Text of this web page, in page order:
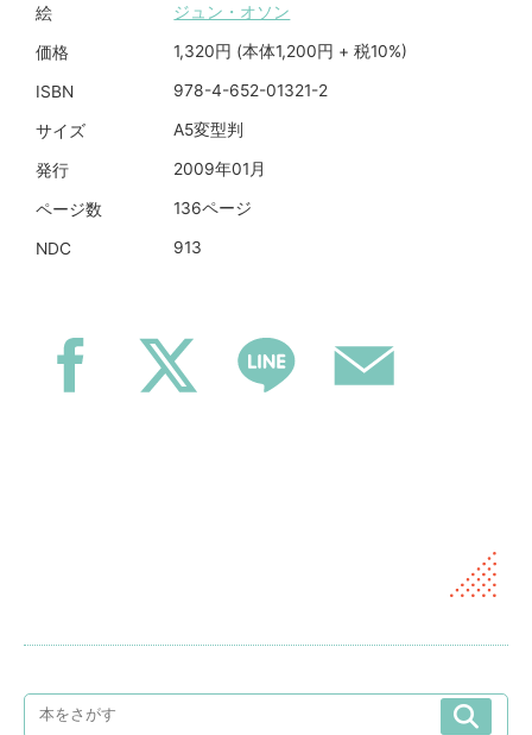
絵 ジュン・オソン
価格 1,320円 (本体1,200円 + 税10%)
ISBN 978-4-652-01321-2
サイズ A5変型判
発行 2009年01月
ページ数 136ページ
NDC 913